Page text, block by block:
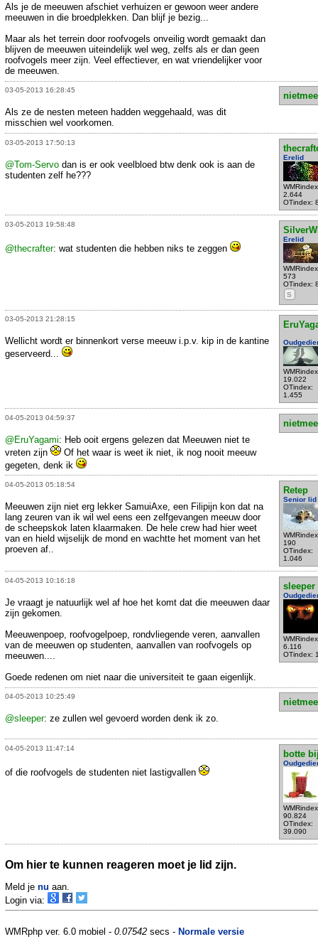
Als je de meeuwen afschiet verhuizen er gewoon weer andere
meeuwen in die broedplekken. Dan blijf je bezig...
Maar als het terrein door roofvogels onveilig wordt gemaakt dan
blijven de meeuwen uiteindelijk wel weg, zelfs als er dan geen
roofvogels meer zijn. Veel effectiever, en wat vriendelijker voor
de meeuwen.
03-05-2013 16:28:45
Als ze de nesten meteen hadden weggehaald, was dit
misschien wel voorkomen.
03-05-2013 17:50:13
Erelid
2.644
OTindex:
@Tom-Servo dan is er ook veelbloed btw denk ook is aan de
studenten zelf he???
03-05-2013 19:58:48
Erelid
573
OTindex:
S
@thecrafter: wat studenten die hebben niks te zeggen
03-05-2013 21:28:15
19.022
OTindex:
1.455
Wellicht wordt er binnenkort verse meeuw i.p.v. kip in de kantine
geserveerd...
04-05-2013 04:59:37
@EruYagami: Heb ooit ergens gelezen dat Meeuwen niet te
vreten zijn
Of het waar is weet ik niet, ik nog nooit meeuw
gegeten, denk ik
04-05-2013 05:18:54
Retep
Senior lid
190
OTindex:
1.046
Meeuwen zijn niet erg lekker SamuiAxe, een Filipijn kon dat na
lang zeuren van ik wil wel eens een zelfgevangen meeuw door
de scheepskok laten klaarmaken. De hele crew had hier weet
van en hield wijselijk de mond en wachtte het moment van het
proeven af..
04-05-2013 10:16:18
sleeper
6.116
OTindex:
Je vraagt je natuurlijk wel af hoe het komt dat die meeuwen daar
zijn gekomen.
Meeuwenpoep, roofvogelpoep, rondvliegende veren, aanvallen
van de meeuwen op studenten, aanvallen van roofvogels op
meeuwen....
Goede redenen om niet naar die universiteit te gaan eigenlijk.
04-05-2013 10:25:49
@sleeper: ze zullen wel gevoerd worden denk ik zo.
04-05-2013 11:47:14
botte
90.824
OTindex:
39.090
of die roofvogels de studenten niet lastigvallen
Om hier te kunnen reageren moet je lid zijn.
Meld je nu aan.
Login via:
WMRphp ver. 6.0 mobiel - 0.07542 secs - Normale versie